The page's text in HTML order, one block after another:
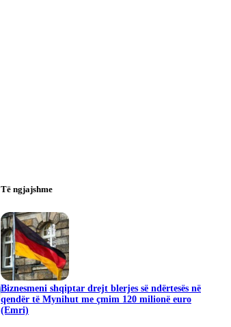
Të ngjajshme
Biznesmeni shqiptar drejt blerjes së ndërtesës në
qendër të Mynihut me çmim 120 milionë euro
(Emri)